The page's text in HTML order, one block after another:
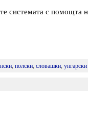
системата с помощта
, полски, словашки, унгарски